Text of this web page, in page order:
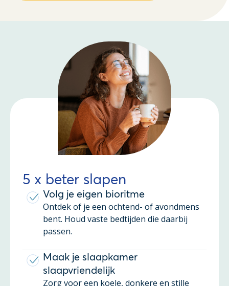
5 x beter slapen
Volg je eigen bioritme
Ontdek of je een ochtend- of avondmens
bent. Houd vaste bedtijden die daarbij
passen.
Maak je slaapkamer
slaapvriendelijk
Zorg voor een koele, donkere en stille